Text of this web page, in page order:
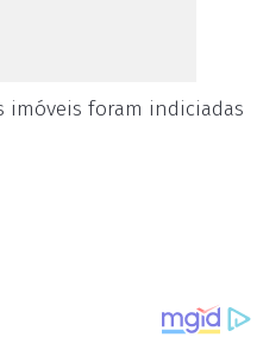
imóveis foram indiciadas